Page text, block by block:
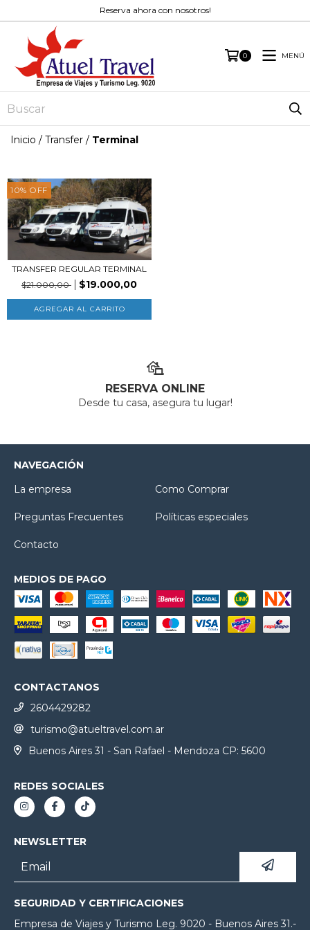
Reserva ahora con nosotros!
0 MENÚ
Inicio / Transfer / Terminal
10% OFF
TRANSFER REGULAR TERMINAL
$21.000,00
$19.000,00
AGREGAR AL CARRITO
RESERVA ONLINE
Desde tu casa, asegura tu lugar!
NAVEGACIÓN
La empresa
Como Comprar
Preguntas Frecuentes Políticas especiales
Contacto
MEDIOS DE PAGO
CONTACTANOS
2604429282
turismo@atueltravel.com.ar
Buenos Aires 31 - San Rafael - Mendoza CP: 5600
REDES SOCIALES
NEWSLETTER
SEGURIDAD Y CERTIFICACIONES
Empresa de Viajes y Turismo Leg. 9020 - Buenos Aires 31.-